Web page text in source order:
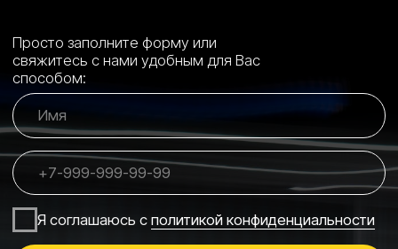
Студия детейлинга, защиты и стайлинга
автомобилей в Марьино
+7 (993) 226-07-06
Luxeauto.vip@yandex.ru
Ежедневно c 10:00 до 22:00